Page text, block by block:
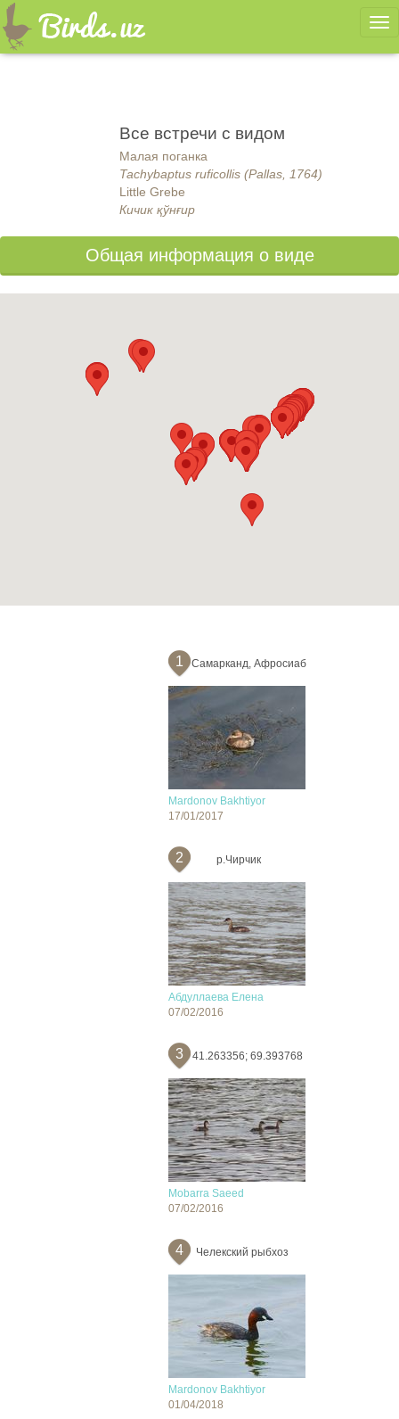
Все встречи с видом
Малая поганка
Tachybaptus ruficollis (Pallas, 1764)
Little Grebe
Кичик қўнғир
Общая информация о виде
1 Самарканд, Афросиаб
Mardonov Bakhtiyor
17/01/2017
2 р.Чирчик
Абдуллаева Елена
07/02/2016
3 41.263356; 69.393768
Mobarra Saeed
07/02/2016
4 Челекский рыбхоз
Mardonov Bakhtiyor
01/04/2018